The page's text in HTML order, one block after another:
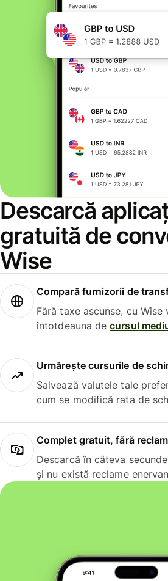
Descarcă
gratuită de
Wise
Compară furnizorii de
Fără taxe ascunse, cu Wise
întotdeauna decursul
Urmărește cursurile de
Salvează valutele tale
cum se modifică rata de
Complet gratuit, fără
Descarcă în câteva
și nu există reclame